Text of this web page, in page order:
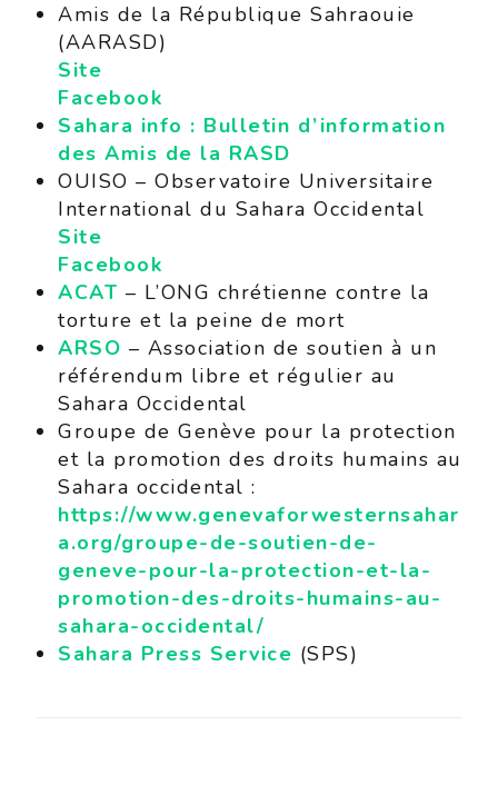
Amis de la République Sahraouie
(AARASD)
Site
Facebook
Sahara info : Bulletin d’information
des Amis de la RASD
OUISO – Observatoire Universitaire
International du Sahara Occidental
Site
Facebook
ACAT – L’ONG chrétienne contre la
torture et la peine de mort
ARSO – Association de soutien à un
référendum libre et régulier au
Sahara Occidental
Groupe de Genève pour la protection
et la promotion des droits humains au
Sahara occidental :
https://www.genevaforwesternsahar
a.org/groupe-de-soutien-de-
geneve-pour-la-protection-et-la-
promotion-des-droits-humains-au-
sahara-occidental/
Sahara Press Service (SPS)